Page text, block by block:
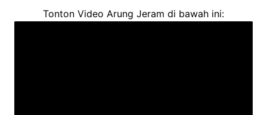
Tonton Video Arung Jeram di bawah ini: